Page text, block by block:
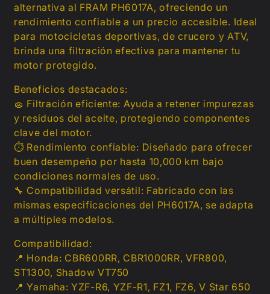
alternativa al FRAM PH6017A, ofreciendo un
rendimiento confiable a un precio accesible. Ideal
para motocicletas deportivas, de crucero y ATV,
brinda una filtración efectiva para mantener tu
motor protegido.
Beneficios destacados:
🧽 Filtración eficiente: Ayuda a retener impurezas
y residuos del aceite, protegiendo componentes
clave del motor.
⏱️ Rendimiento confiable: Diseñado para ofrecer
buen desempeño por hasta 10,000 km bajo
condiciones normales de uso.
🔧 Compatibilidad versátil: Fabricado con las
mismas especificaciones del PH6017A, se adapta
a múltiples modelos.
Compatibilidad:
📍 Honda: CBR600RR, CBR1000RR, VFR800,
ST1300, Shadow VT750
📍Yamaha: YZF-R6, YZF-R1, FZ1, FZ6, V Star 650